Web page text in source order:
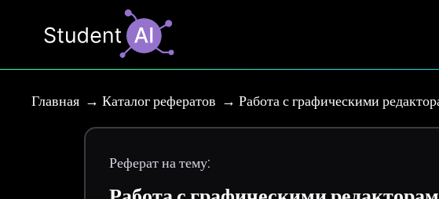
Главная Каталог рефератов Работа с графическими
Реферат на тему: